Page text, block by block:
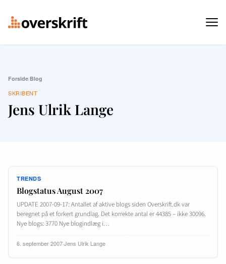
Forside/Blog
SKRIBENT
Jens Ulrik Lange
TRENDS
Blogstatus August 2007
UPDATE 2007-09-17: Antallet af aktive blogs siden Overskrift.dk var
beregnet på et forkert grundlag. Det korrekte antal er 44385 – ikke 30096.
Nye blogs: 3770 Nye blogindlæg i…
6. september 2007·Jens Ulrik Lange